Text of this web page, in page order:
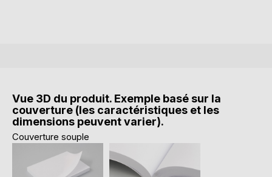
Vue 3D du produit. Exemple basé sur la
couverture (les caractéristiques et les
dimensions peuvent varier).
Couverture souple